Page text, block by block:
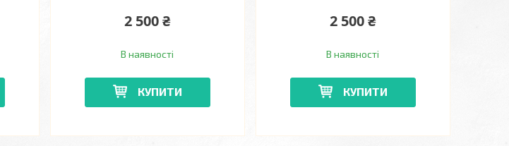
2 500 ₴
В наявності
КУПИТИ
2 500 ₴
В наявності
КУПИТИ